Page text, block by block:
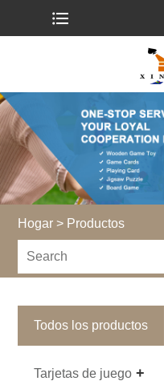
Hogar > Productos
Todos los productos
Tarjetas de juego